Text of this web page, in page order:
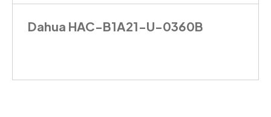
Dahua HAC-B1A21-U-0360B